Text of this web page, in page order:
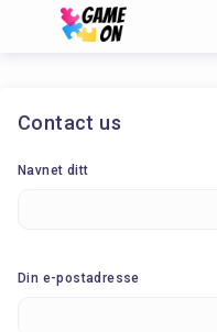
Contact us
Navnet ditt
Din e-postadresse